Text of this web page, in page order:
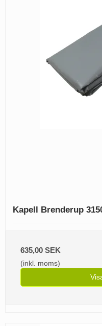
Kapell Brenderup
635,00 SEK
(inkl. moms)